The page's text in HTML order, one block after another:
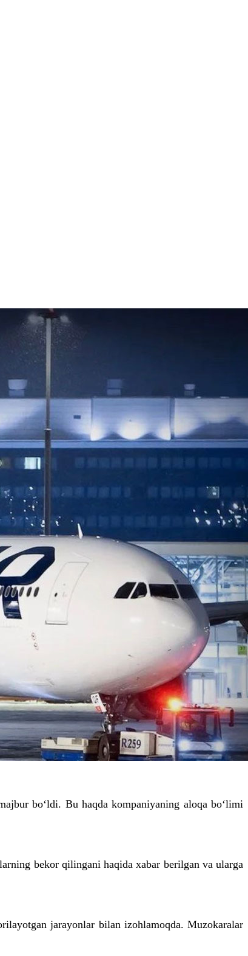
bo‘ldi. Bu haqda kompaniyaning aloqa bo‘limi
bekor qilingani haqida xabar berilgan va ularga
jarayonlar bilan izohlamoqda. Muzokaralar